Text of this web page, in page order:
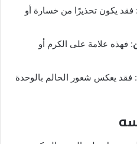
: فقد يكون تحذيرًا من خسارة أو
: فهذه علامة على الكرم أو
: فقد يعكس شعور الحالم بالوحدة